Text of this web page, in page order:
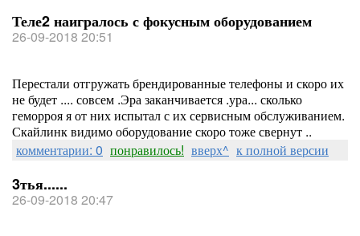
Теле2 наигралось с фокусным оборудованием
26-09-2018 20:51
Перестали отгружать брендированные телефоны и скоро их
не будет .... совсем .Эра заканчивается .ура... сколько
геморроя я от них испытал с их сервисным обслуживанием.
Скайлинк видимо оборудование скоро тоже свернут ..
комментарии: 0 понравилось! вверх^ к полной версии
3тья......
26-09-2018 20:47